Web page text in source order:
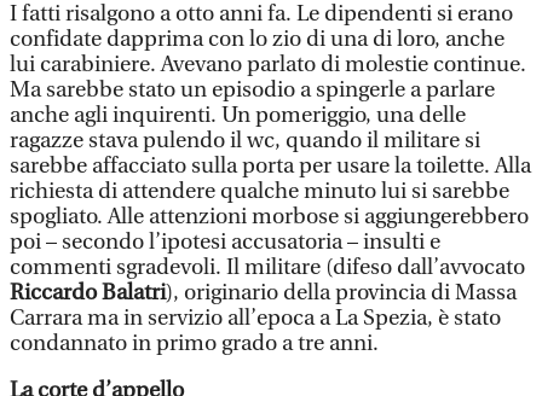
I fatti risalgono a otto anni fa. Le dipendenti si erano
confidate dapprima con lo zio di una di loro, anche
lui carabiniere. Avevano parlato di molestie continue.
Ma sarebbe stato un episodio a spingerle a parlare
anche agli inquirenti. Un pomeriggio, una delle
ragazze stava pulendo il wc, quando il militare si
sarebbe affacciato sulla porta per usare la toilette. Alla
richiesta di attendere qualche minuto lui si sarebbe
spogliato. Alle attenzioni morbose si aggiungerebbero
poi – secondo l’ipotesi accusatoria – insulti e
commenti sgradevoli. Il militare (difeso dall’avvocato
Riccardo Balatri), originario della provincia di Massa
Carrara ma in servizio all’epoca a La Spezia, è stato
condannato in primo grado a tre anni.
La corte d’appello